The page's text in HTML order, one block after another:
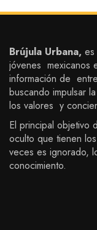
Brújula Urbana,
jóvenes mexicanos
información de
buscando impulsar
los valores y
El principal objetivo
oculto que tienen
veces es ignorado,
conocimiento.